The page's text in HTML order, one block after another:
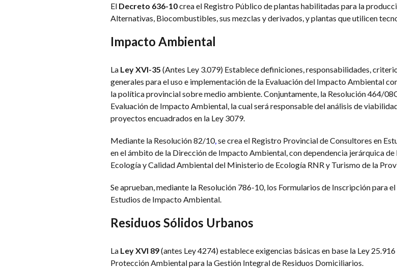
El Decreto 636-10crea el Registro Público de plantas habilitadas para la
Alternativas, Biocombustibles, sus mezclas y derivados, y plantas que utilicen
Impacto Ambiental
La Ley XVI-35 (Antes Ley 3.079) Establece definiciones, responsabilidades,
generales para el uso e implementación de la Evaluación del Impacto Ambiental
la política provincial sobre medio ambiente. Conjuntamente, la Resolución 464/
Evaluación de Impacto Ambiental, la cual será responsable del análisis de
proyectos encuadrados en la Ley 3079.
Mediante la Resolución 82/10, se crea el Registro Provincial de Consultores en
en el ámbito de la Dirección de Impacto Ambiental, con dependencia jerárquica
Ecología y Calidad Ambiental del Ministerio de Ecología RNR y Turismo de la
Se aprueban, mediante la Resolución 786-10, los Formularios de Inscripción para
Estudios de Impacto Ambiental.
Residuos Sólidos Urbanos
LaLey XVI 89(antes Ley 4274) establece exigencias básicas en base la Ley
Protección Ambiental para la Gestión Integral de Residuos Domiciliarios.